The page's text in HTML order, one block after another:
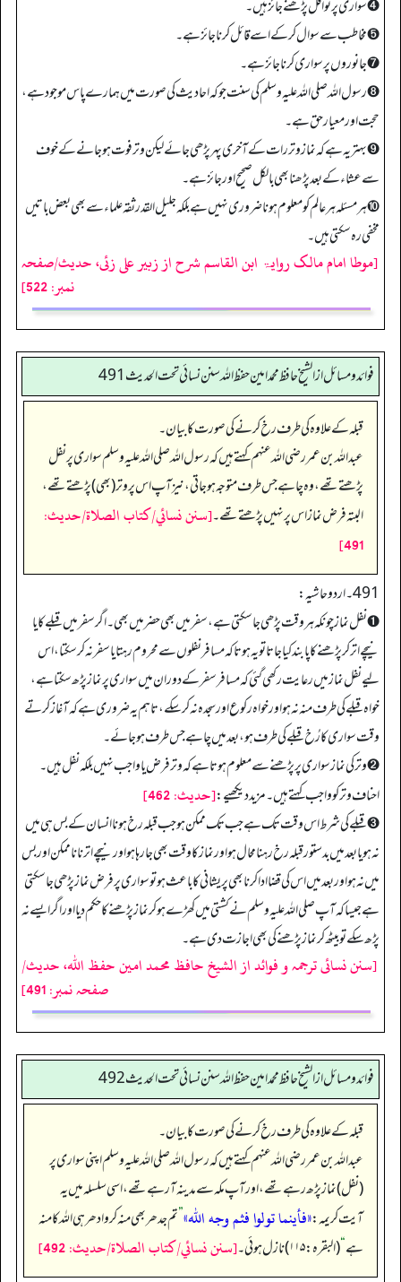
➍ سواری پر نوافل پڑھنے جائز ہیں۔
➎ مخاطب سے سوال کر کے اسے قائل کرنا جائز ہے۔
➐ جانوروں پر سواری کرنا جائز ہے۔
➑ رسول اللہ صلی اللہ علیہ وسلم کی سنت جو کہ احادیث کی صورت میں ہمارے پاس موجود ہے،
حجت اور معیار حق ہے۔
➒ بہتر یہ ہے کہ نماز وتر رات کے آخری پہر پڑھی جائے لیکن وتر فوت ہو جانے کے خوف
سے عشاء کے بعد پڑھنا بھی بالکل صحیح اور جائز ہے۔
➓ ہر مسئلہ ہر عالم کو معلوم ہونا ضروری نہیں ہے بلکہ جلیل القدر ثقہ علماء سے بھی بعض باتیں
مخفی رہ سکتی ہیں۔
[موطا امام مالک روایۃ ابن القاسم شرح از زبیر علی زئی، حدیث/صفحہ
نمبر: 522]
فوائد ومسائل از الشيخ حافظ محمد امين حفظ الله سنن نسائي تحت الحديث 491
قبلہ کے علاوہ کی طرف رخ کرنے کی صورت کا بیان۔
عبداللہ بن عمر رضی اللہ عنہم کہتے ہیں کہ رسول اللہ صلی اللہ علیہ وسلم سواری پر نفل
پڑھتے تھے، وہ چاہے جس طرف متوجہ ہو جاتی، نیز آپ اس پر وتر (بھی) پڑھتے تھے،
البتہ فرض نماز اس پر نہیں پڑھتے تھے۔[سنن نسائي/كتاب الصلاة/حدیث:
491]
491 ۔ اردو حاشیہ:
➊نفل نماز چونکہ ہر وقت پڑھی جا سکتی ہے، سفر میں بھی حضر میں بھی۔ اگر سفر میں قبلے کا یا
نیچے اتر کر پڑھنے کا پابند کیا جاتا تو یہ ہوتاکہ مسافر نفلوں سے محروم رہتا یا سفر نہ کر سکتا، اس
لیے نفل نماز میں رعایت رکھی گئی کہ مسافر سفر کے دوران میں سواری پر نماز پڑھ سکتا ہے،
خواہ قبلے کی طرف منہ نہ ہو اور خواہ رکوع اور سجدہ نہ کر سکے، تاہم یہ ضروری ہے کہ آغاز کرتے
وقت سواری کا رُخ قبلے کی طرف ہو، بعد میں چاہے جس طرف ہو جائے۔
➋وتر کی نماز سواری پر پڑھنے سے معلوم ہوتا ہے کہ وتر فرض یا واجب نہیں بلکہ نفل ہیں۔
احناف وتر کو واجب کہتے ہیں۔ مزید دیکھیے:[حديث: 462]
➌قبلے کی شرط اس وقت تک ہے جب تک ممکن ہو جب قبلہ رخ ہونا انسان کے بس ہی میں
نہ ہو یا بعد میں بدستور قبلہ رخ رہنا محال ہو اور نماز کا وقت بھی جا رہا ہو اور نیچے اترنا ناممکن اور بس
میں نہ ہو اور بعد میں اس کی قضا ادا کرنا بھی پریشانی کا باعث ہو تو سواری پر فرض نماز پڑھی جا سکتی
ہے جیسا کہ آپ صلی اللہ علیہ وسلم نے کشتی میں کھڑے ہو کر نماز پڑھنے کا حکم دیا اور اگر ایسے نہ
پڑھ سکے تو بیٹھ کر نماز پڑھنے کی بھی اجازت دی ہے۔
[سنن نسائی ترجمہ و فوائد از الشیخ حافظ محمد امین حفظ اللہ، حدیث/
صفحہ نمبر: 491]
فوائد ومسائل از الشيخ حافظ محمد امين حفظ الله سنن نسائي تحت الحديث 492
قبلہ کے علاوہ کی طرف رخ کرنے کی صورت کا بیان۔
عبداللہ بن عمر رضی اللہ عنہم کہتے ہیں کہ رسول اللہ صلی اللہ علیہ وسلم اپنی سواری پر
(نفل) نماز پڑھ رہے تھے، اور آپ مکہ سے مدینہ آ رہے تھے، اسی سلسلہ میں یہ
آیت کریمہ:«فأينما تولوا فثم وجه اللہ»”تم جدھر بھی منہ کرو ادھر ہی اللہ کا منہ
ہے“(البقرہ: ۱۱۵) نازل ہوئی۔ [سنن نسائي/كتاب الصلاة/حدیث: 492]